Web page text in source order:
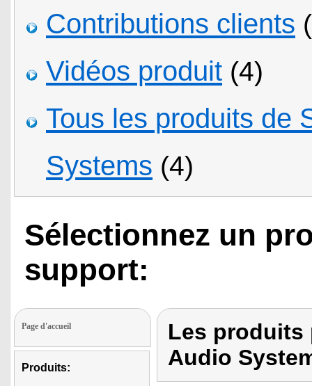
Contributions clients
Vidéos produit (4)
Tous les produits de
Systems (4)
Sélectionnez un
support:
Page d'accueil
Produits:
Les produits
Audio